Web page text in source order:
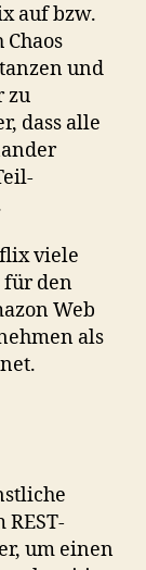
auf bzw.
und
zu
dass alle
viele
für den
Web
als
um einen